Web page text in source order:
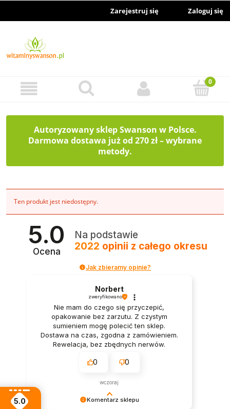
Zarejestruj się Zaloguj się
Autoryzowany sklep Swanson w Polsce.
Darmowa dostawa już od 270 zł – wybrane
metody.
Ten produkt jest niedostępny.
5.0
Ocena
Na podstawie
2022 opinii z całego okresu
Jak zbieramy opinie?
Komentarz sklepu
Norbert
zweryfikowano
Nie mam do czego się przyczepić,
opakowanie bez zarzutu. Z czystym
sumieniem mogę polecić ten sklep.
Dostawa na czas, zgodna z zamówieniem.
Rewelacja, bez zbędnych nerwów.
0 0
wczoraj
5.0